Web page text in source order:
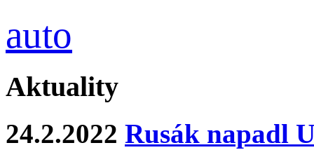
auto
Aktuality
24.2.2022 Rusák napadl